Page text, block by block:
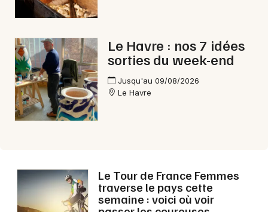
76 - Seine-Maritime
Choisir mes départements
Je m'abonne
Le Havre : nos 7 idées
sorties du week-end
Jusqu'au 09/08/2026
Le Havre
Le Tour de France Femmes
traverse le pays cette
semaine : voici où voir